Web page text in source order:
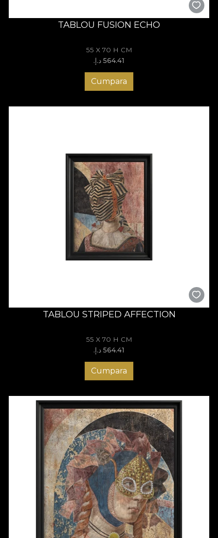
TABLOU FUSION ECHO
55 X 70 H CM
564.41 د.إ.‏
Cumpara
TABLOU STRIPED AFFECTION
55 X 70 H CM
564.41 د.إ.‏
Cumpara